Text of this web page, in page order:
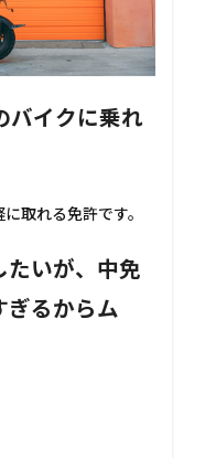
バイクに乗れ
取れる免許です。
たいが、中免
ぎるからム